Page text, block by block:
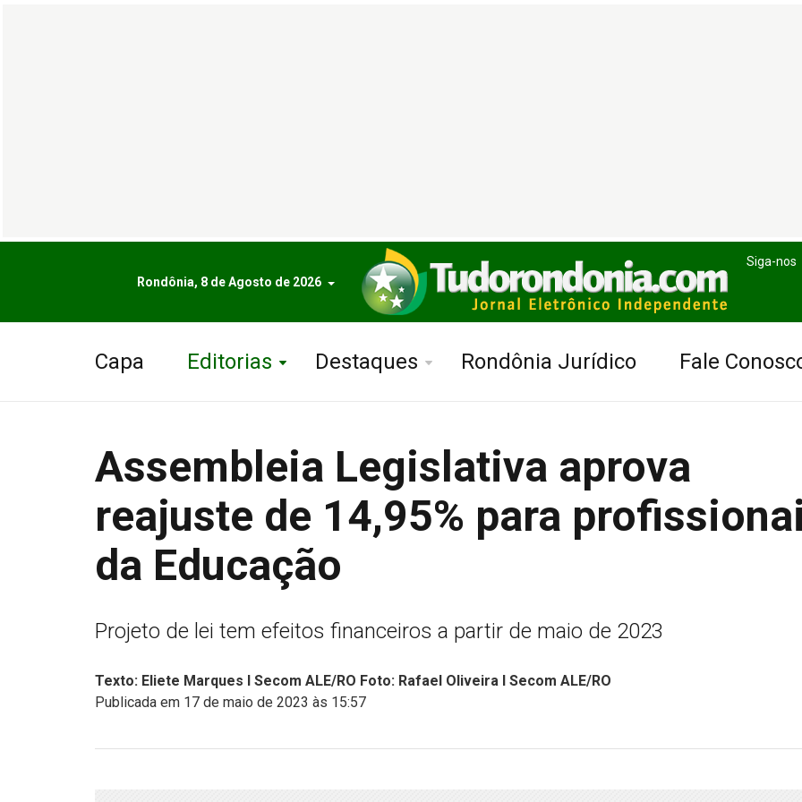
Rondônia, 8 de Agosto de 2026
Siga-nos
Capa Editorias Destaques Rondônia Jurídico Fale
Assembleia Legislativa aprova
reajuste de 14,95% para
da Educação
Projeto de lei tem efeitos financeiros a partir de maio de 2023
Texto: Eliete Marques I Secom ALE/RO Foto: Rafael Oliveira I Secom ALE/RO
Publicada em 17 de maio de 2023 às 15:57